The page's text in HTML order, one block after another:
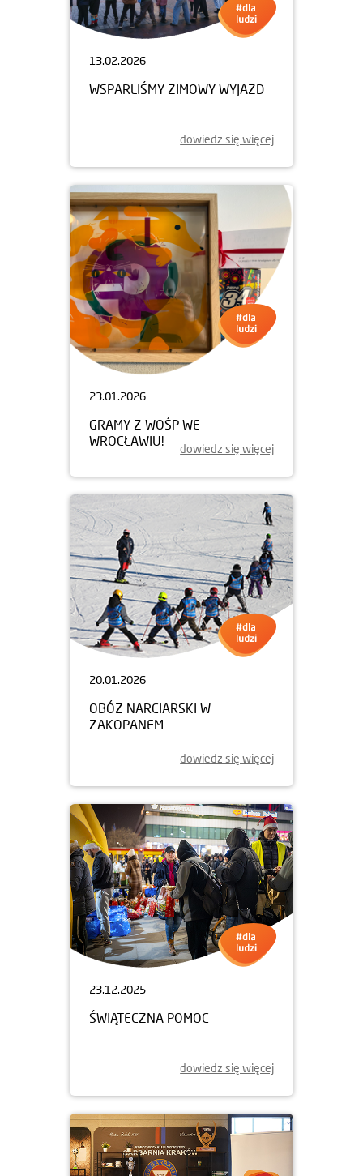
13.02.2026
WSPARLIŚMY ZIMOWY WYJAZD
dowiedz się więcej
23.01.2026
GRAMY Z WOŚP WE
WROCŁAWIU!
dowiedz się więcej
20.01.2026
OBÓZ NARCIARSKI W
ZAKOPANEM
dowiedz się więcej
23.12.2025
ŚWIĄTECZNA POMOC
dowiedz się więcej